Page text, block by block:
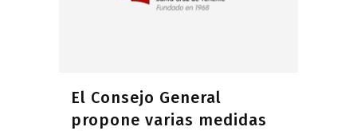
El Consejo General
propone varias medidas